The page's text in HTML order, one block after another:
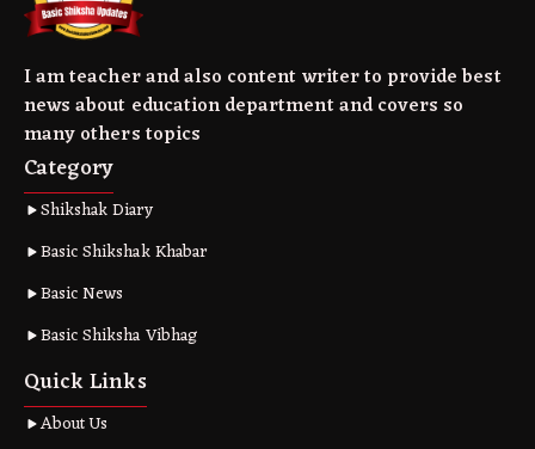
I am teacher and also content writer to provide best
news about education department and covers so
many others topics
Category
Shikshak Diary
Basic Shikshak Khabar
Basic News
Basic Shiksha Vibhag
Quick Links
About Us